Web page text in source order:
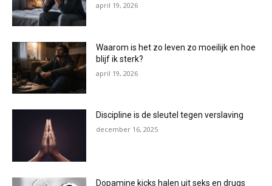
april 19, 2026
Waarom is het zo leven zo moeilijk en hoe
blijf ik sterk?
april 19, 2026
Discipline is de sleutel tegen verslaving
december 16, 2025
Dopamine kicks halen uit seks en drugs